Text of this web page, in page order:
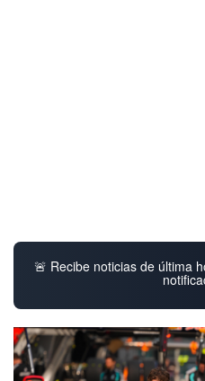
🚨 Recibe noticias de última